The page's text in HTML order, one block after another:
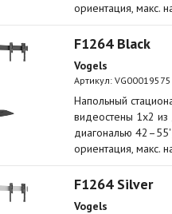
ориентация, макс.
F1264 Black
Vogels
Артикул: VG00019575
Напольный
видеостены 1х2 из
диагональю
ориентация, макс.
F1264 Silver
Vogels